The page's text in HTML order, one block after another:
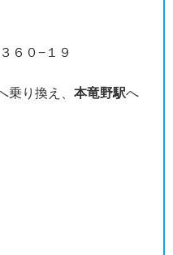
６０−１９
り換え、 本竜野駅へ